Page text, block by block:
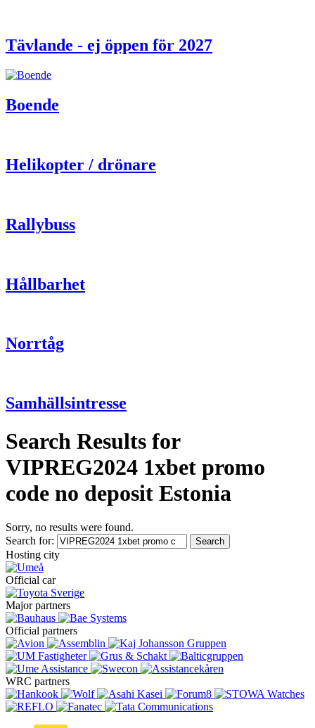
Tävlande - ej öppen för 2027
Boende
Helikopter / drönare
Rallybuss
Hållbarhet
Norrtåg
Samhällsintresse
Search Results for
VIPREG2024 1xbet promo
code no deposit Estonia
Sorry, no results were found.
Search for:
Search
Hosting city
Official car
Major partners
Official partners
WRC partners